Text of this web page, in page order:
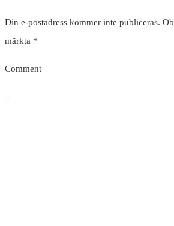
Din e-postadress kommer inte publiceras.
märkta *
Comment